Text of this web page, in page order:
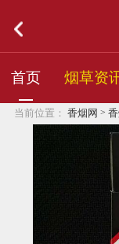
首页 烟草资
当前位置： 香烟网 >